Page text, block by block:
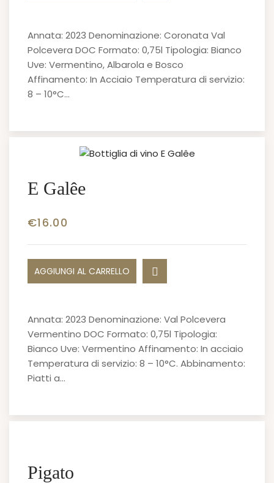
Annata: 2023 Denominazione: Coronata Val
Polcevera DOC Formato: 0,75l Tipologia: Bianco
Uve: Vermentino, Albarola e Bosco
Affinamento: In Acciaio Temperatura di servizio:
8 – 10°C…
E Galêe
€16.00
AGGIUNGI AL CARRELLO
Annata: 2023 Denominazione: Val Polcevera
Vermentino DOC Formato: 0,75l Tipologia:
Bianco Uve: Vermentino Affinamento: In acciaio
Temperatura di servizio: 8 – 10°C. Abbinamento:
Piatti a…
Pigato